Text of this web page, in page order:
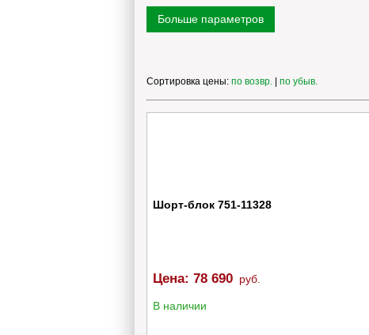
10078690
Больше параметров
Сортировка цены: по возвр. по убыв.
Шорт-блок 751-11328
Цена: 78 690 руб.
В наличии